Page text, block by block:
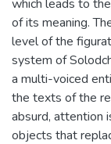
which leads to
of its meaning.
level of the
system of
a multi-voiced
the texts of the
absurd, attention
objects that